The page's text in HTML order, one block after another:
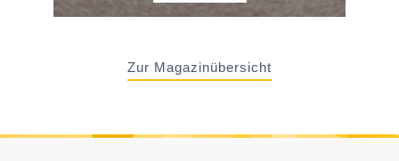
Zur Magazinübersicht